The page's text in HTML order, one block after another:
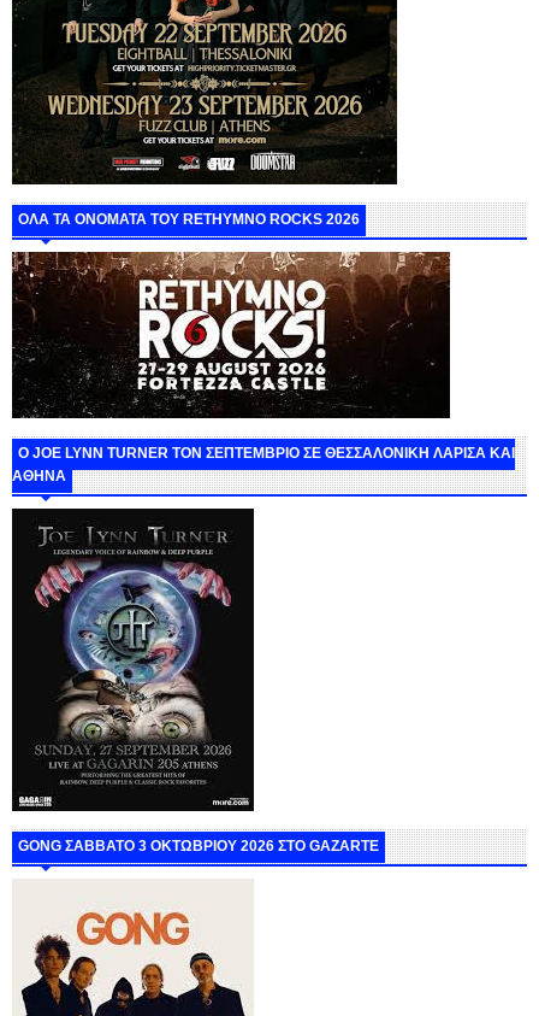
ΟΛΑ ΤΑ ΟΝΟΜΑΤΑ ΤΟΥ RETHYMNO ROCKS 2026
O JOE LYNN TURNER ΤΟΝ ΣΕΠΤΕΜΒΡΙΟ ΣΕ ΘΕΣΣΑΛΟΝΙΚΗ ΛΑΡΙΣΑ ΚΑΙ
ΑΘΗΝΑ
GONG ΣΑΒΒΑΤΟ 3 ΟΚΤΩΒΡΙΟΥ 2026 ΣΤΟ GAZARTE